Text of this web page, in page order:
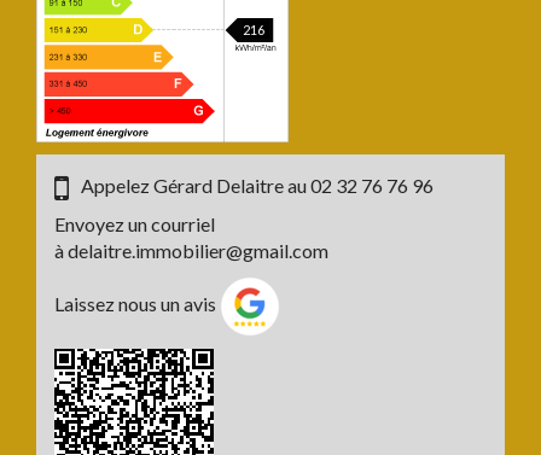
216
Appelez Gérard Delaitre au02 32 76 76 96
Envoyez un courriel
àdelaitre.immobilier@gmail.com
Laissez nous un avis